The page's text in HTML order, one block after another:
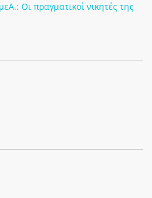
Οι πραγματικοί νικητές της